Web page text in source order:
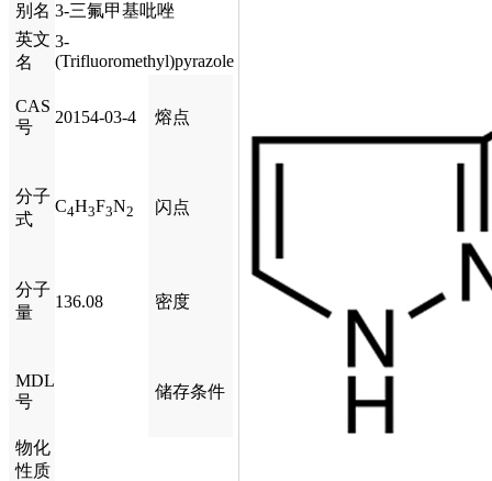
别名 3-三氟甲基吡唑
英文
名
3-
(Trifluoromethyl)pyrazole
CAS
号
20154-03-4 熔点
分子
式
C4H3F3N2 闪点
分子
量
136.08 密度
MDL
号
储存条件
物化
性质